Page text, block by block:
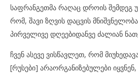
საფრანგეთმა რაღაც დროის შემდეგ
რომ, შავი ზღვის დაცვის
პირველივე დღეებიდანვე ძალიან
ჩვენ ასევე ვისწავლეთ, რომ
[რუსები] არაორგანიზებულები